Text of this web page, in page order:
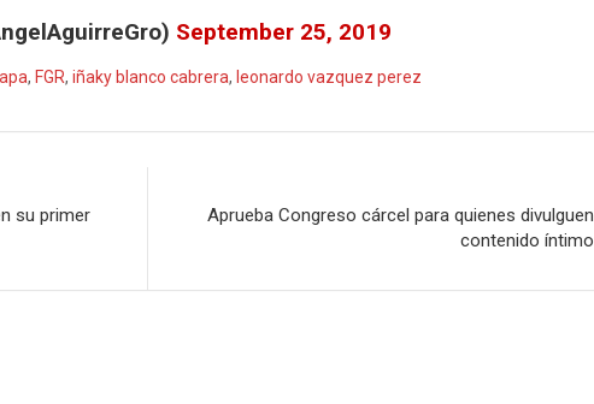
September 25, 2019
, FGR, iñaky blanco cabrera, leonardo vazquez perez
su primer
Aprueba Congreso cárcel para quienes divulguen
contenido íntimo